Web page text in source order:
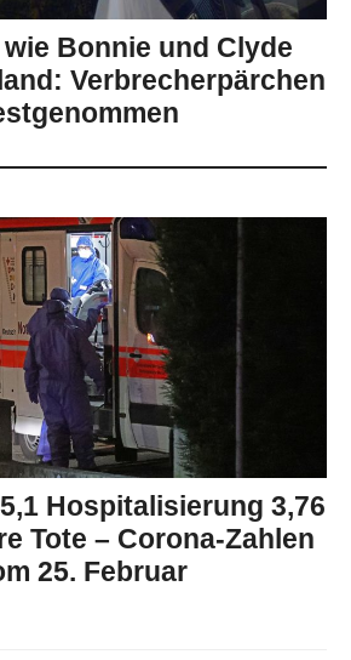
Bonnie und Clyde
Verbrecherpärchen
Hospitalisierung 3,76
Tote – Corona-Zahlen
25. Februar